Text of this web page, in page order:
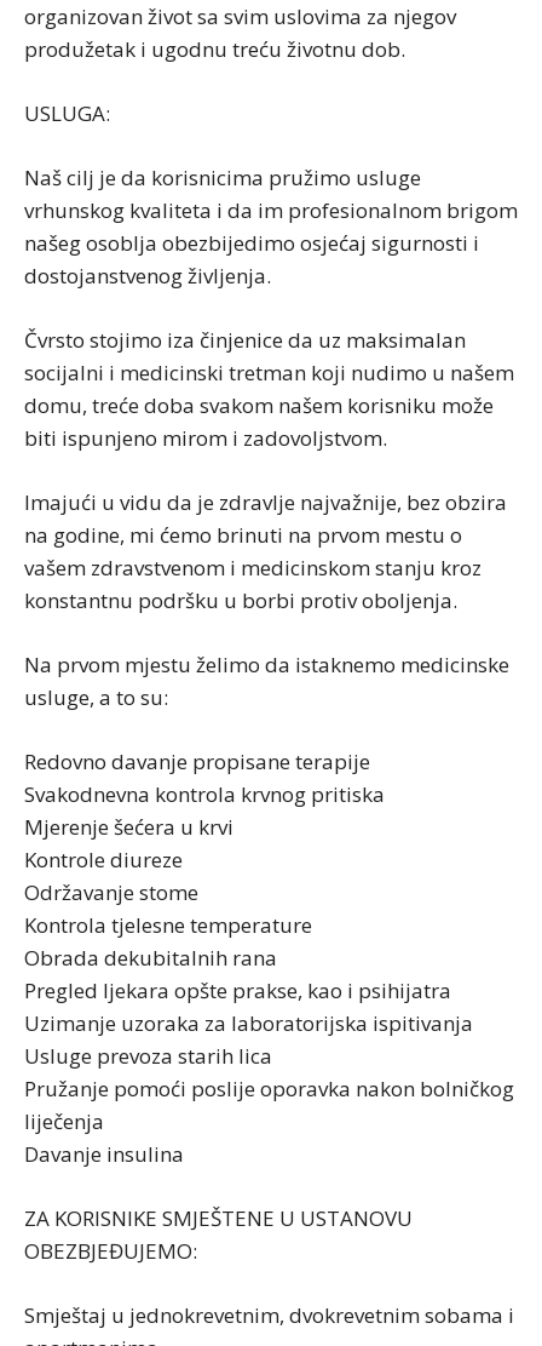
organizovan život sa svim uslovima za njegov
produžetak i ugodnu treću životnu dob.
USLUGA:
Naš cilj je da korisnicima pružimo usluge
vrhunskog kvaliteta i da im profesionalnom brigom
našeg osoblja obezbijedimo osjećaj sigurnosti i
dostojanstvenog življenja.
Čvrsto stojimo iza činjenice da uz maksimalan
socijalni i medicinski tretman koji nudimo u našem
domu, treće doba svakom našem korisniku može
biti ispunjeno mirom i zadovoljstvom.
Imajući u vidu da je zdravlje najvažnije, bez obzira
na godine, mi ćemo brinuti na prvom mestu o
vašem zdravstvenom i medicinskom stanju kroz
konstantnu podršku u borbi protiv oboljenja.
Na prvom mjestu želimo da istaknemo medicinske
usluge, a to su:
Redovno davanje propisane terapije
Svakodnevna kontrola krvnog pritiska
Mjerenje šećera u krvi
Kontrole diureze
Održavanje stome
Kontrola tjelesne temperature
Obrada dekubitalnih rana
Pregled ljekara opšte prakse, kao i psihijatra
Uzimanje uzoraka za laboratorijska ispitivanja
Usluge prevoza starih lica
Pružanje pomoći poslije oporavka nakon bolničkog
liječenja
Davanje insulina
ZA KORISNIKE SMJEŠTENE U USTANOVU
OBEZBJEĐUJEMO:
Smještaj u jednokrevetnim, dvokrevetnim sobama i